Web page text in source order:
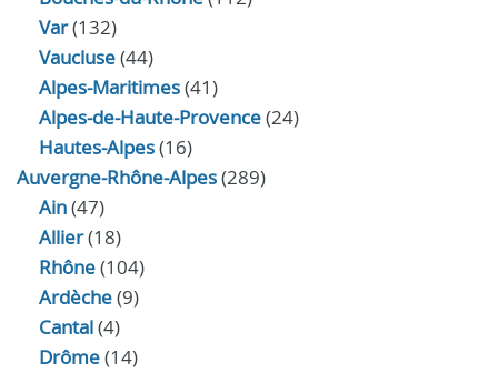
Var(132)
Vaucluse(44)
Alpes-Maritimes(41)
Alpes-de-Haute-Provence(24)
Hautes-Alpes(16)
Auvergne-Rhône-Alpes(289)
Ain(47)
Allier(18)
Rhône(104)
Ardèche(9)
Cantal(4)
Drôme(14)